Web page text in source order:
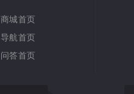
商城首页
导航首页
问答首页